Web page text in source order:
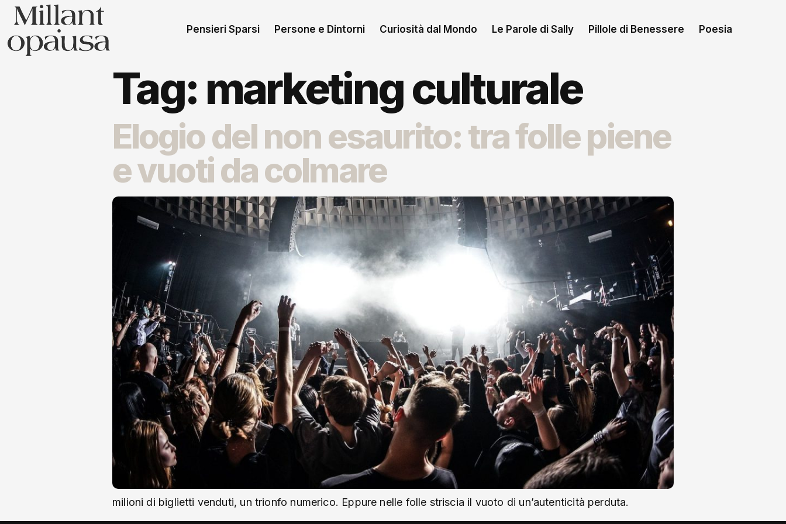
Pensieri Sparsi Persone e Dintorni Curiosità dal Mondo Le Parole di Sally Pillole di Benessere Poesia
Tag: marketing culturale
Elogio del non esaurito: tra folle piene
e vuoti da colmare
milioni di biglietti venduti, un trionfo numerico. Eppure nelle folle striscia il vuoto di un’autenticità perduta.